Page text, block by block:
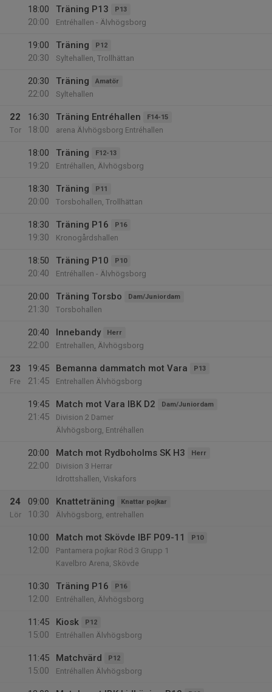
18:00
20:00
Träning P13 P13
Entréhallen - Älvhögsborg
19:00
20:30
Träning P12
Syltehallen, Trollhättan
20:30
22:00
Träning Amatör
Syltehallen
22
Tor
16:30
18:00
Träning Entréhallen F14-15
arena Älvhögsborg Entréhallen
18:00
19:20
Träning F12-13
Entréhallen, Älvhögsborg
18:30
20:00
Träning P11
Torsbohallen, Trollhättan
18:30
19:30
Träning P16 P16
Kronogårdshallen
18:50
20:40
Träning P10 P10
Entréhallen - Älvhögsborg
20:00
21:30
Träning Torsbo Dam/Juniordam
Torsbohallen
20:40
22:00
Innebandy Herr
Entrehallen, Älvhögsborg
23
Fre
19:45
21:45
Bemanna dammatch mot Vara P13
Entrehallen Älvhögsborg
19:45
21:45
Match mot Vara IBK D2 Dam/Juniordam
Division 2 Damer
Älvhögsborg, Entréhallen
20:00
22:00
Match mot Rydboholms SK H3 Herr
Division 3 Herrar
Idrottshallen, Viskafors
24
Lör
09:00
10:30
Knatteträning Knattar pojkar
Älvhögsborg, entrehallen
10:00
12:00
Match mot Skövde IBF P09-11 P10
Pantamera pojkar Röd 3 Grupp 1
Kavelbro Arena, Skövde
10:30
12:00
Träning P16 P16
Entréhallen, Älvhögsborg
11:45
15:00
Kiosk P12
Entréhallen Älvhögsborg
11:45
15:00
Matchvärd P12
Entréhallen Älvhögsborg